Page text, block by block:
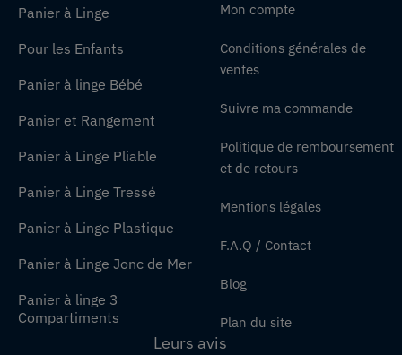
Panier à Linge
Pour les Enfants
Panier à linge Bébé
Panier et Rangement
Panier à Linge Pliable
Panier à Linge Tressé
Panier à Linge Plastique
Panier à Linge Jonc de Mer
Panier à linge 3
Compartiments
Mon compte
Conditions générales de
ventes
Suivre ma commande
Politique de remboursement
et de retours
Mentions légales
F.A.Q / Contact
Blog
Plan du site
Leurs avis